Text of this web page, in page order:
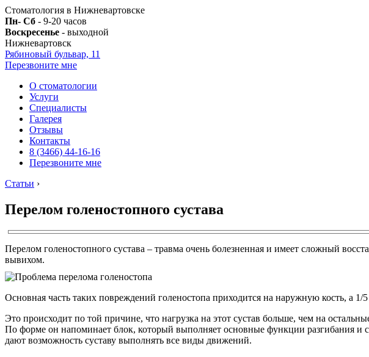
Стоматология в Нижневартовске
Пн- Сб - 9-20 часов
Воскресенье - выходной
Нижневартовск
Рябиновый бульвар, 11
Перезвоните мне
О стоматологии
Услуги
Специалисты
Галерея
Отзывы
Контакты
8 (3466) 44-16-16
Перезвоните мне
Статьи ›
Перелом голеностопного сустава
Перелом голеностопного сустава – травма очень болезненная и имеет сложный
вывихом.
Основная часть таких повреждений голеностопа приходится на наружную кость, а
Это происходит по той причине, что нагрузка на этот сустав больше, чем на
По форме он напоминает блок, который выполняет основные функции разгибания и
дают возможность суставу выполнять все виды движений.